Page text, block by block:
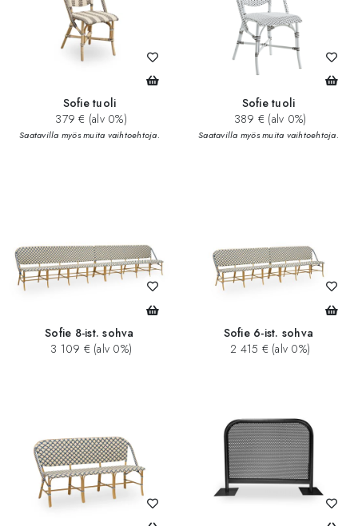
Sofie tuoli
379 € (alv 0%)
Saatavilla myös muita vaihtoehtoja.
Sofie tuoli
389 € (alv 0%)
Saatavilla myös muita vaihtoehtoja.
Sofie 8-ist. sohva
3 109 € (alv 0%)
Sofie 6-ist. sohva
2 415 € (alv 0%)